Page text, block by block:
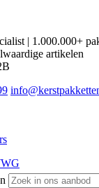
| 1.000.000+
artikelen